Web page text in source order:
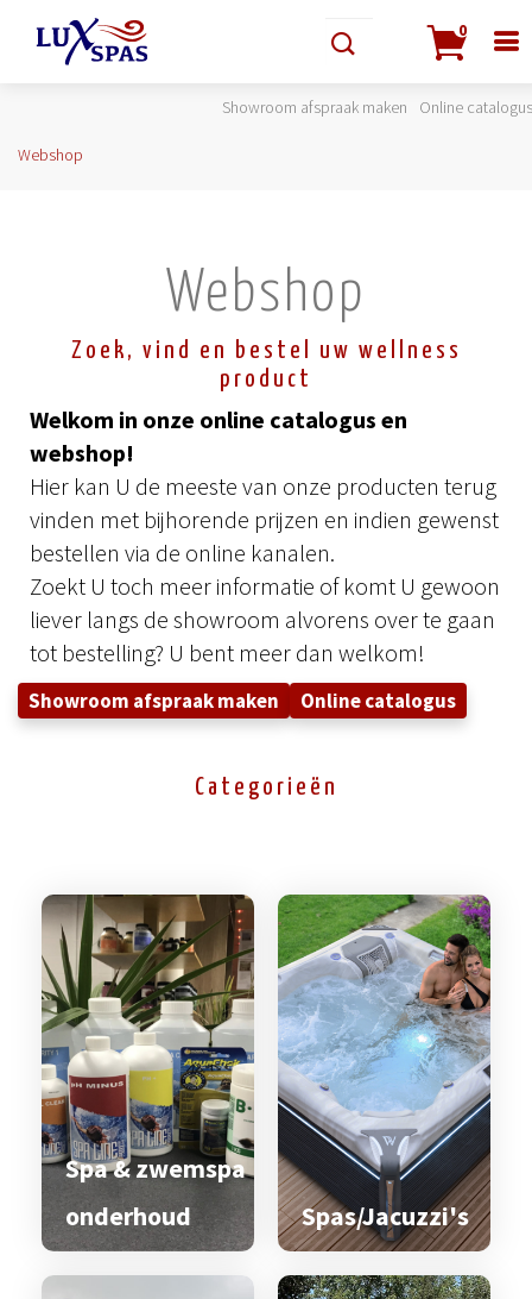
0
Showroom afspraak maken Online catalogus
Webshop
Webshop
Zoek, vind en bestel uw wellness
product
Welkom in onze online catalogus en
webshop!
Hier kan U de meeste van onze producten terug
vinden met bijhorende prijzen en indien gewenst
bestellen via de online kanalen.
Zoekt U toch meer informatie of komt U gewoon
liever langs de showroom alvorens over te gaan
tot bestelling? U bent meer dan welkom!
Showroom afspraak maken Online catalogus
Categorieën
Spa & zwemspa
onderhoud
Spas/Jacuzzi's